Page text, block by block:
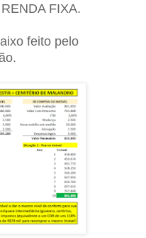
FIXA.
feito pelo